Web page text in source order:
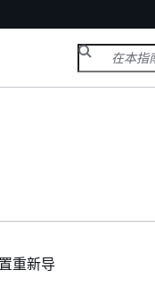
重新导